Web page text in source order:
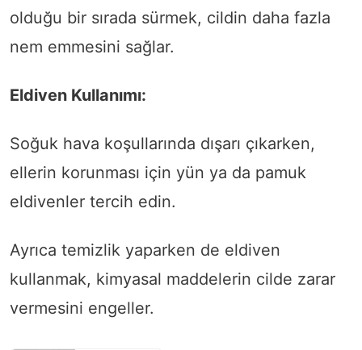
olduğu bir sırada sürmek, cildin daha fazla
nem emmesini sağlar.
Eldiven Kullanımı:
Soğuk hava koşullarında dışarı çıkarken,
ellerin korunması için yün ya da pamuk
eldivenler tercih edin.
Ayrıca temizlik yaparken de eldiven
kullanmak, kimyasal maddelerin cilde zarar
vermesini engeller.